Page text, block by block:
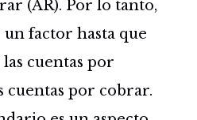
(AR). Por lo tanto,
factor hasta que
cuentas por
cuentas por cobrar.